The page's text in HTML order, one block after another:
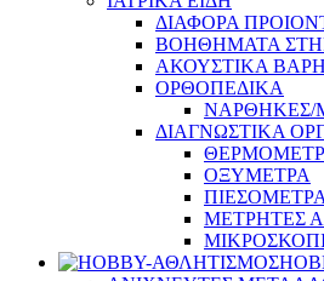
ΔΙΑΦΟΡΑ
ΒΟΗΘΗΜΑΤΑ
ΑΚΟΥΣΤΙΚΑ
ΟΡΘΟΠΕΔΙΚΑ
ΝΑΡΘΗΚΕΣ/
ΔΙΑΓΝΩΣΤΙΚΑ
ΟΞΥΜΕΤΡΑ
ΠΙΕΣΟΜΕΤΡΑ
ΜΕΤΡΗΤΕΣ